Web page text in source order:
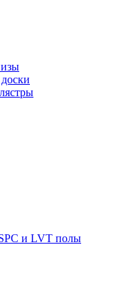
и LVT полы